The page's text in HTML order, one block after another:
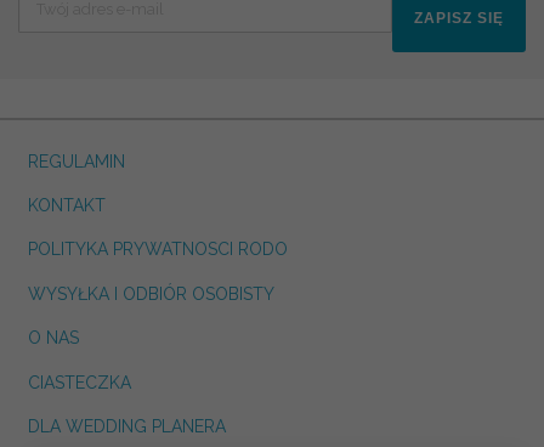
ZAPISZ SIĘ
REGULAMIN
KONTAKT
POLITYKA PRYWATNOSCI RODO
WYSYŁKA I ODBIÓR OSOBISTY
O NAS
CIASTECZKA
DLA WEDDING PLANERA